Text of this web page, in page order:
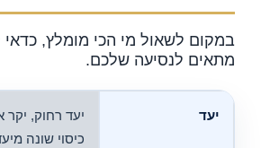
במקום לשאול מי הכי מומלץ,
מתאים לנסיעה שלכם.
יעד
יעד רחוק, יקר
כיסוי שונה